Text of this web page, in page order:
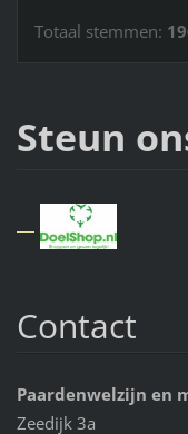
Totaal stemmen:
Steun
Contact
Paardenwelzijn en
Zeedijk 3a